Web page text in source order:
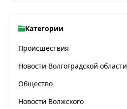
Категории
Происшествия
Новости Волгоградской области
Общество
Новости Волжского